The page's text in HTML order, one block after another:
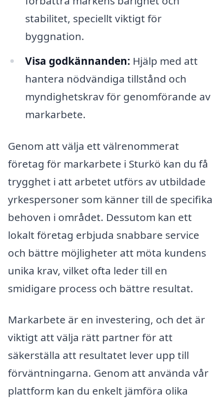
stabilitet, speciellt viktigt för
byggnation.
Visa godkännanden: Hjälp med att
hantera nödvändiga tillstånd och
myndighetskrav för genomförande av
markarbete.
Genom att välja ett välrenommerat
företag för markarbete i Sturkö kan du få
trygghet i att arbetet utförs av utbildade
yrkespersoner som känner till de specifika
behoven i området. Dessutom kan ett
lokalt företag erbjuda snabbare service
och bättre möjligheter att möta kundens
unika krav, vilket ofta leder till en
smidigare process och bättre resultat.
Markarbete är en investering, och det är
viktigt att välja rätt partner för att
säkerställa att resultatet lever upp till
förväntningarna. Genom att använda vår
plattform kan du enkelt jämföra olika